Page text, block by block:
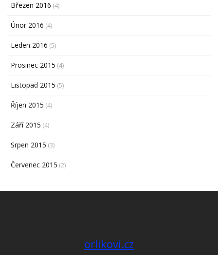
Březen 2016 (4)
Únor 2016 (4)
Leden 2016 (5)
Prosinec 2015 (4)
Listopad 2015 (5)
Říjen 2015 (4)
Září 2015 (4)
Srpen 2015 (3)
Červenec 2015 (2)
orlikovi.cz